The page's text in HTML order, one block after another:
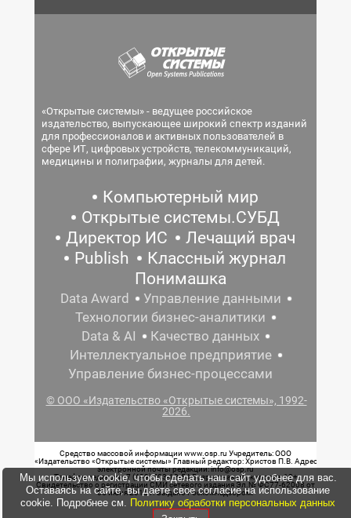
«Открытые системы» - ведущее российское
издательство, выпускающее широкий спектр изданий
для профессионалов и активных пользователей в
сфере ИТ, цифровых устройств, телекоммуникаций,
медицины и полиграфии, журналы для детей.
Компьютерный мир
Открытые системы.СУБД
Директор ИС
Лечащий врач
Publish
Классный журнал
Понимашка
Data Award
Управление данными
Технологии бизнес-аналитики
Data & AI
Качество данных
Интеллектуальное предприятие
Управление бизнес-процессами
© ООО «Издательство «Открытые системы», 1992-
2026.
Средство массовой информации www.osp.ru Учредитель: ООО
«Издательство «Открытые системы» Главный редактор: Христов П.В. Адрес
электронной почты редакции: info@osp.ru
Телефон редакции: 7 (499) 703-18-54 Возрастная маркировка: 12+
Свидетельство о регистрации СМИ сетевого издания Эл.№ ФС77-62008 от
05 июня 2015 г. выдано Роскомнадзором.
Мы используем cookie, чтобы сделать наш сайт удобнее для вас.
Оставаясь на сайте, вы даете свое согласие на использование
cookie. Подробнее см. Политику обработки персональных данных